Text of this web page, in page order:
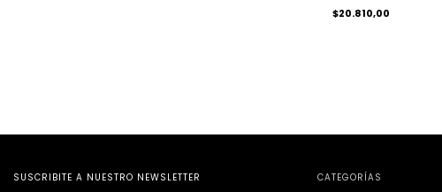
$20.810,00
SUSCRIBITE A NUESTRO NEWSLETTER CATEGORÍAS